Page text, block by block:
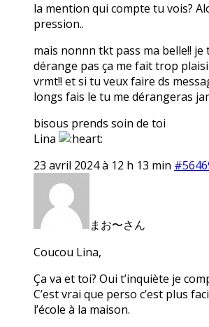
la mention qui compte tu vois?
pression..
mais nonnn tkt pass ma belle!! je
dérange pas ça me fait trop
vrmt!! et si tu veux faire ds
longs fais le tu me dérangeras
bisous prends soin de toi
Lina
23 avril 2024 à 12 h 13 min
まお〜さん
Coucou Lina,
Ça va et toi? Oui t’inquiète je
C’est vrai que perso c’est plus
l’école à la maison.